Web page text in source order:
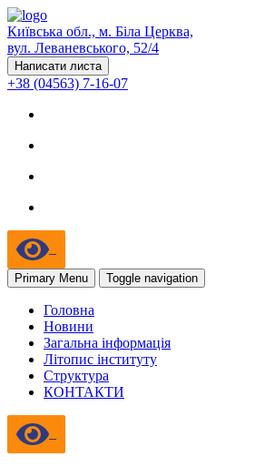
Київська обл., м. Біла Церква,
вул. Леваневського, 52/4
Написати листа
+38 (04563) 7-16-07
Primary Menu Toggle navigation
Головна
Новини
Загальна інформація
Літопис інституту
Структура
КОНТАКТИ